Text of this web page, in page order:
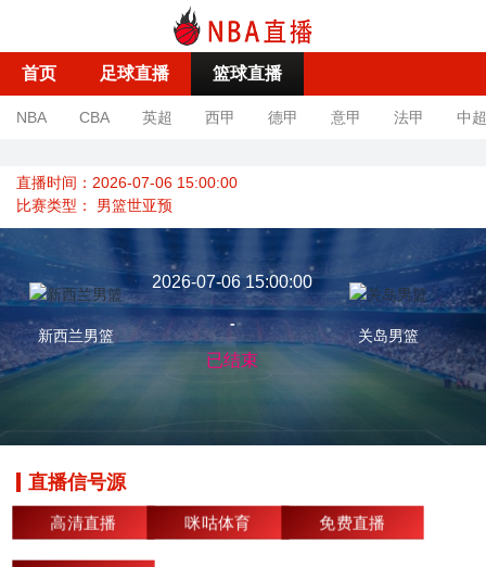
首页 足球直播 篮球直播
NBA CBA 英超 西甲 德甲 意甲 法甲 中超
直播时间：2026-07-06 15:00:00
比赛类型： 男篮世亚预
新西兰男篮
2026-07-06 15:00:00
-
已结束
关岛男篮
直播信号源
高清直播 咪咕体育 免费直播